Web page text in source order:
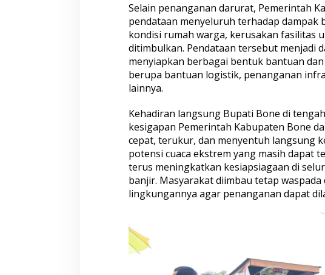
a
n
C
e
p
a
t
d
K
e
s
e
a
m
a
W
a
Selain penanganan darurat, Pemerintah
pendataan menyeluruh terhadap dampak
kondisi rumah warga, kerusakan fasilitas
ditimbulkan. Pendataan tersebut menjadi
menyiapkan berbagai bentuk bantuan
berupa bantuan logistik, penanganan
lainnya.
Kehadiran langsung Bupati Bone di
kesigapan Pemerintah Kabupaten Bone
cepat, terukur, dan menyentuh langsung
potensi cuaca ekstrem yang masih dapat
terus meningkatkan kesiapsiagaan di
banjir. Masyarakat diimbau tetap
lingkungannya agar penanganan dapat